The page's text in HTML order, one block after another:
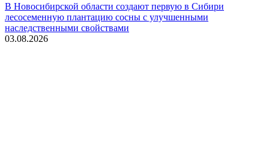
В Новосибирской области создают первую в Сибири
лесосеменную плантацию сосны с улучшенными
наследственными свойствами
03.08.2026